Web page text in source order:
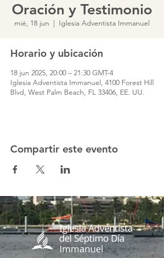
Oración y Testimonio
mié, 18 jun
  |
Iglesia Adventista Immanuel
Horario y ubicación
18 jun 2025, 20:00 – 21:30 GMT-4
Iglesia Adventista Immanuel, 4100 Forest Hill
Blvd, West Palm Beach, FL 33406, EE. UU.
Compartir este evento
Immanuel